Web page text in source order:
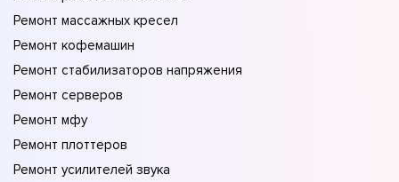
Ремонт массажных кресел
Ремонт кофемашин
Ремонт стабилизаторов напряжения
Ремонт серверов
Ремонт мфу
Ремонт плоттеров
Ремонт усилителей звука